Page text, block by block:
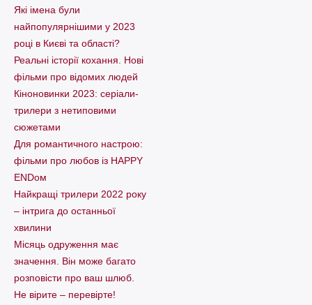
Які імена були
найпопулярнішими у 2023
році в Києві та області?
Реальні історії кохання. Нові
фільми про відомих людей
Кіноновинки 2023: серіали-
трилери з нетиповими
сюжетами
Для романтичного настрою:
фільми про любов із HAPPY
ENDом
Найкращі трилери 2022 року
– інтрига до останньої
хвилини
Місяць одруження має
значення. Він може багато
розповісти про ваш шлюб.
Не вірите – перевірте!